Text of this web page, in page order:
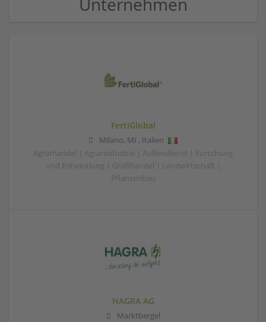
FertiGlobal
Milano, MI , Italien
Agrarhandel | Agrarindustrie | Außendienst | Forschung
und Entwicklung | Großhandel | Landwirtschaft |
Pflanzenbau
HAGRA AG
Marktbergel